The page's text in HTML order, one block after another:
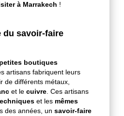
à Marrakech !
du savoir-faire
petites boutiques
artisans fabriquent leurs
de différents métaux,
et le cuivre . Ces artisans
et les mêmes
des années, un savoir-faire